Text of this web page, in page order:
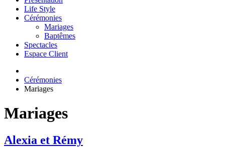
Life Style
Cérémonies
Mariages
Baptêmes
Spectacles
Espace Client
Cérémonies
Mariages
Mariages
Alexia et Rémy